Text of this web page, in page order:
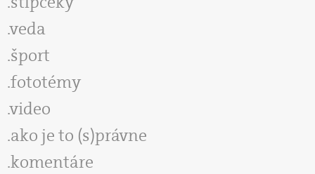
veda
šport
fototémy
video
ako je to (s)právne
komentáre